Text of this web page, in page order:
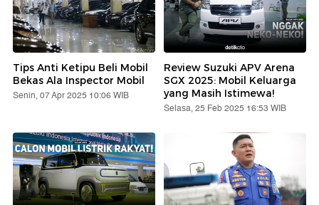
Tips Anti Ketipu Beli Mobil
Bekas Ala Inspector Mobil
Senin, 07 Apr 2025 10:06 WIB
Review Suzuki APV Arena
SGX 2025: Mobil Keluarga
yang Masih Istimewa!
Selasa, 25 Feb 2025 16:53 WIB